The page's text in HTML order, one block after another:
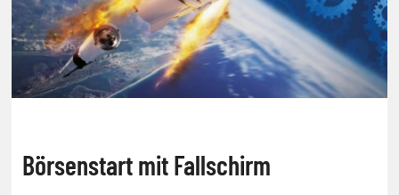
Börsenstart mit Fallschirm